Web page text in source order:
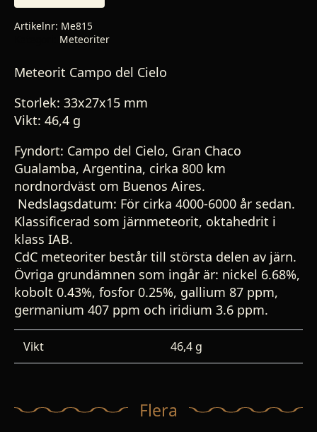
Artikelnr: Me815
Meteoriter
Meteorit Campo del Cielo
Storlek: 33x27x15 mm
Vikt: 46,4 g
Fyndort: Campo del Cielo, Gran Chaco
Gualamba, Argentina, cirka 800 km
nordnordväst om Buenos Aires.
Nedslagsdatum: För cirka 4000-6000 år sedan.
Klassificerad som järnmeteorit, oktahedrit i
klass IAB.
CdC meteoriter består till största delen av järn.
Övriga grundämnen som ingår är: nickel 6.68%,
kobolt 0.43%, fosfor 0.25%, gallium 87 ppm,
germanium 407 ppm och iridium 3.6 ppm.
Vikt 46,4 g
Flera